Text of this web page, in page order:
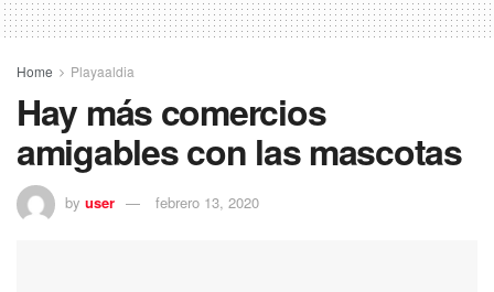
Home Playaaldia
Hay más comercios
amigables con las mascotas
by user febrero 13, 2020